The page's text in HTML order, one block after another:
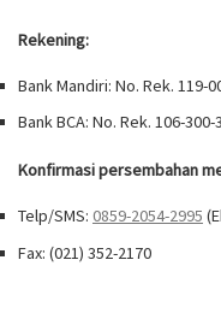
Rekening:
Bank Mandiri: No. Rek. 119-
Bank BCA: No. Rek. 106-
Konfirmasi persembahan
Telp/SMS: 0859-2054-2995
Fax: (021) 352-2170